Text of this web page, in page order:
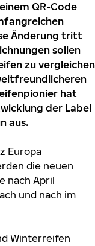
QR-Code
Änderung tritt
sollen
zu vergleichen
hat
der Label
aus.
Europa
die neuen
nach April
und nach im
Winterreifen